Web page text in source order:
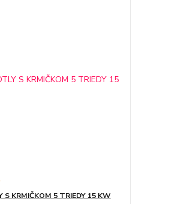
S KRMIČKOM 5 TRIEDY 15 KW